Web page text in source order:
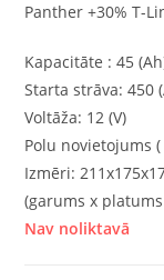
Panther +30% T-
Kapacitāte : 45
Starta strāva: 450
Voltāža: 12 (V)
Polu novietojums (
Izmēri:
(garums x
Nav noliktavā